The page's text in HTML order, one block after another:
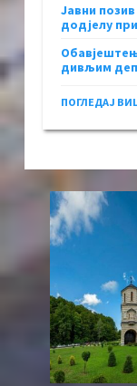
Јавни
додјелу
дивљим
ПОГЛЕДАЈ